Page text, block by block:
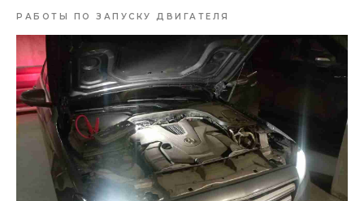
РАБОТЫ ПО ЗАПУСКУ ДВИГАТЕЛЯ